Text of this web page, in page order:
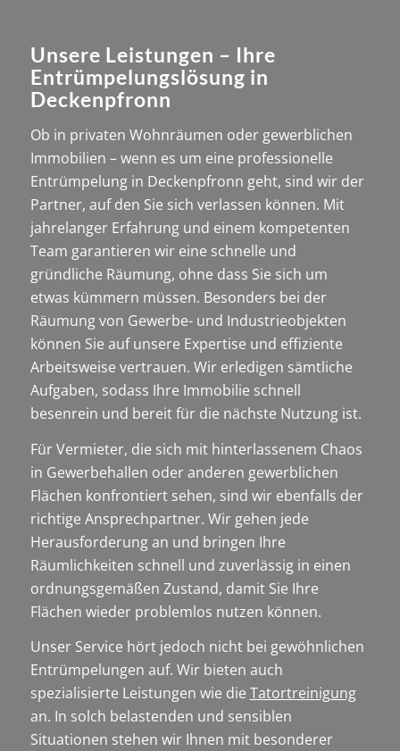
Unsere Leistungen – Ihre
Entrümpelungslösung in
Deckenpfronn
Ob in privaten Wohnräumen oder gewerblichen
Immobilien – wenn es um eine professionelle
Entrümpelung in Deckenpfronn geht, sind wir der
Partner, auf den Sie sich verlassen können. Mit
jahrelanger Erfahrung und einem kompetenten
Team garantieren wir eine schnelle und
gründliche Räumung, ohne dass Sie sich um
etwas kümmern müssen. Besonders bei der
Räumung von Gewerbe- und Industrieobjekten
können Sie auf unsere Expertise und effiziente
Arbeitsweise vertrauen. Wir erledigen sämtliche
Aufgaben, sodass Ihre Immobilie schnell
besenrein und bereit für die nächste Nutzung ist.
Für Vermieter, die sich mit hinterlassenem Chaos
in Gewerbehallen oder anderen gewerblichen
Flächen konfrontiert sehen, sind wir ebenfalls der
richtige Ansprechpartner. Wir gehen jede
Herausforderung an und bringen Ihre
Räumlichkeiten schnell und zuverlässig in einen
ordnungsgemäßen Zustand, damit Sie Ihre
Flächen wieder problemlos nutzen können.
Unser Service hört jedoch nicht bei gewöhnlichen
Entrümpelungen auf. Wir bieten auch
spezialisierte Leistungen wie die Tatortreinigung
an. In solch belastenden und sensiblen
Situationen stehen wir Ihnen mit besonderer